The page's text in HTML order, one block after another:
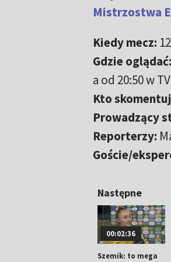
Mistrzostwa
Kiedy mecz:
Gdzie oglądać:
a od 20:50 w
Kto
Prowadzący
Reporterzy:
Goście/
Następne
00:02:36
Szemik: to mega